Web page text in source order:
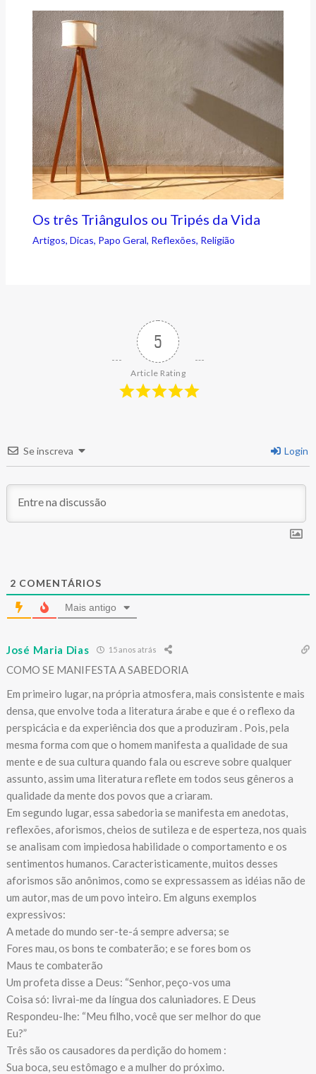
Os três Triângulos ou Tripés da Vida
Artigos, Dicas, Papo Geral, Reflexões, Religião
5
Article Rating
Se inscreva Login
2 COMENTÁRIOS
Mais antigo
José Maria Dias 15 anos atrás
COMO SE MANIFESTA A SABEDORIA
Em primeiro lugar, na própria atmosfera, mais consistente e mais
densa, que envolve toda a literatura árabe e que é o reflexo da
perspicácia e da experiência dos que a produziram . Pois, pela
mesma forma com que o homem manifesta a qualidade de sua
mente e de sua cultura quando fala ou escreve sobre qualquer
assunto, assim uma literatura reflete em todos seus gêneros a
qualidade da mente dos povos que a criaram.
Em segundo lugar, essa sabedoria se manifesta em anedotas,
reflexões, aforismos, cheios de sutileza e de esperteza, nos quais
se analisam com impiedosa habilidade o comportamento e os
sentimentos humanos. Caracteristicamente, muitos desses
aforismos são anônimos, como se expressassem as idéias não de
um autor, mas de um povo inteiro. Em alguns exemplos
expressivos:
A metade do mundo ser-te-á sempre adversa; se
Fores mau, os bons te combaterão; e se fores bom os
Maus te combaterão
Um profeta disse a Deus: “Senhor, peço-vos uma
Coisa só: livrai-me da língua dos caluniadores. E Deus
Respondeu-lhe: “Meu filho, você que ser melhor do que
Eu?”
Três são os causadores da perdição do homem :
Sua boca, seu estômago e a mulher do próximo.